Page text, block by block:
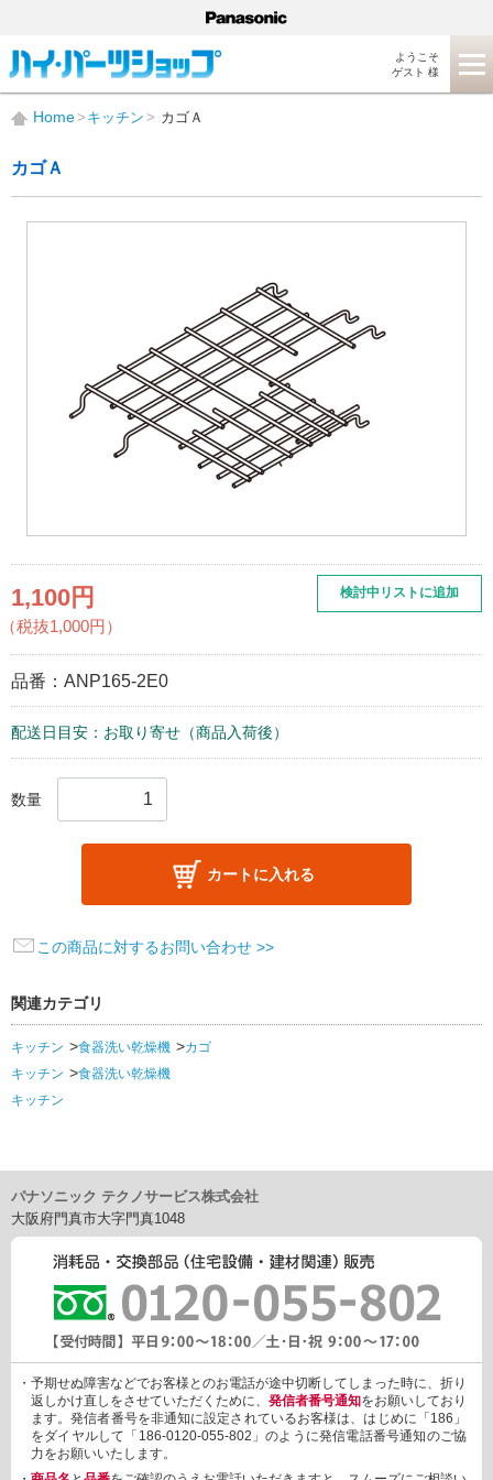
ようこそ
ゲスト 様
Home キッチン カゴＡ
カゴＡ
1,100円
（税抜1,000円）
品番： ANP165-2E0
配送日目安：お取り寄せ（商品入荷後）
検討中リストに追加
数量
カートに入れる
この商品に対するお問い合わせ >>
関連カテゴリ
キッチン 食器洗い乾燥機
カゴ
キッチン
食器洗い乾燥機
キッチン
パナソニック テクノサービス株式会社
大阪府門真市大字門真1048
・予期せぬ障害などでお客様とのお電話が途中切断してしまった時に、折り
返しかけ直しをさせていただくために、 発信者番号通知をお願いしており
ます。発信者番号を非通知に設定されているお客様は、はじめに「186」
をダイヤルして「186-0120-055-802」のように発信電話番号通知のご協
力をお願いいたします。